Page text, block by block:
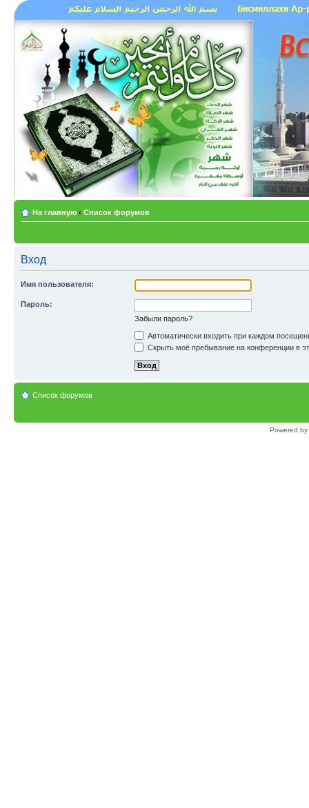
На главную ‹ Список форумов
Вход
Имя пользователя:
Пароль:
Забыли пароль?
Автоматически входить при каждом
Скрыть моё пребывание на конференции в
Список форумов
Powered by